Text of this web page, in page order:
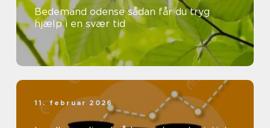
Bedemand odense sådan får du tryg
hjælp i en svær tid
11. februar 2026